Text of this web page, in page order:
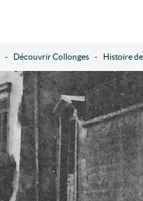
Découvrir Collonges Histoire